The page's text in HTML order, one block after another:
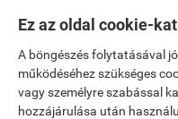
Ez az oldal cookie-
A böngészés folytatásával
működéséhez szükséges
vagy személyre szabással
hozzájárulása után